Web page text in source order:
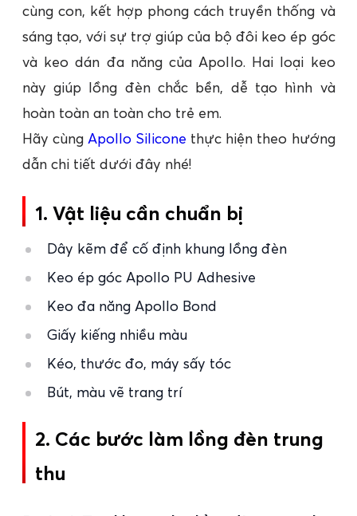
cùng con, kết hợp phong cách truyền thống và
sáng tạo, với sự trợ giúp của bộ đôi keo ép góc
và keo dán đa năng của Apollo. Hai loại keo
này giúp lồng đèn chắc bền, dễ tạo hình và
hoàn toàn an toàn cho trẻ em.
Hãy cùng Apollo Silicone thực hiện theo hướng
dẫn chi tiết dưới đây nhé!
1. Vật liệu cần chuẩn bị
Dây kẽm để cố định khung lồng đèn
Keo ép góc Apollo PU Adhesive
Keo đa năng Apollo Bond
Giấy kiếng nhiều màu
Kéo, thước đo, máy sấy tóc
Bút, màu vẽ trang trí
2. Các bước làm lồng đèn trung
thu